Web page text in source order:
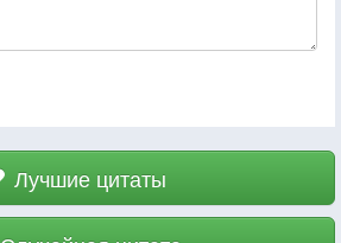
Лучшие цитаты